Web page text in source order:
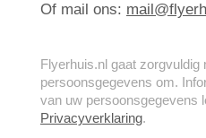
Of mail ons:
Flyerhuis.nl gaat zorgvuldig
persoonsgegevens om.
van uw persoonsgegevens
Privacyverklaring.